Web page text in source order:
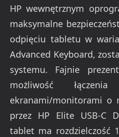
HP wewnętrznym
maksymalne
odpięciu tabletu w
Advanced Keyboard,
systemu. Fajnie
możliwość
ekranami/monitorami o
przez HP Elite USB-C
tablet ma rozdzielczość